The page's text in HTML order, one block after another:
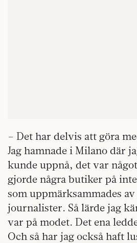
– Det har delvis att göra
Jag hamnade i Milano där
kunde uppnå, det var
gjorde några butiker på
som uppmärksammades
journalister. Så lärde jag
var på modet. Det ena
Och så har jag också haft